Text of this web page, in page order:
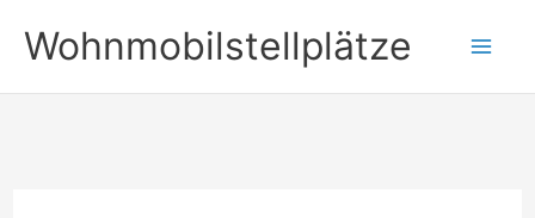
Inhalt
springen
Wohnmobilstellplätze